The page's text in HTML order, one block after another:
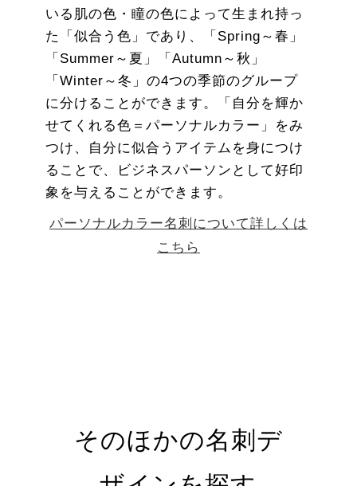
いる肌の色・瞳の色によって生まれ持っ
た「似合う色」であり、「Spring～春」
「Summer～夏」「Autumn～秋」
「Winter～冬」の4つの季節のグループ
に分けることができます。「自分を輝か
せてくれる色＝パーソナルカラー」をみ
つけ、自分に似合うアイテムを身につけ
ることで、ビジネスパーソンとして好印
象を与えることができます。
パーソナルカラー名刺について詳しくは
こちら
そのほかの名刺デ